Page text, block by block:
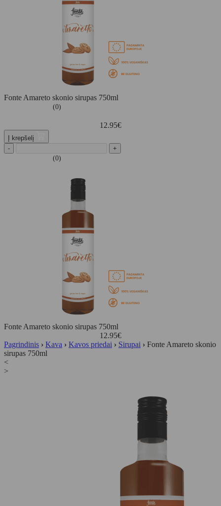
Fonte Amareto skonio sirupas 750ml
(0)
12.95€
Į krepšelį
-
+
(0)
Fonte Amareto skonio sirupas 750ml
12.95€
Pagrindinis › Kava › Kavos priedai › Sirupai › Fonte Amareto skonio
sirupas 750ml
<
>